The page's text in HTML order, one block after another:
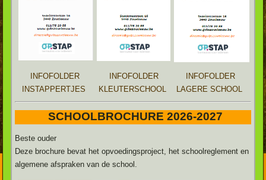
INFOFOLDER
INSTAPPERTJES
INFOFOLDER
KLEUTERSCHOOL
INFOFOLDER
LAGERE SCHOOL
SCHOOLBROCHURE 2026-2027
Beste ouder
Deze brochure bevat het opvoedingsproject, het schoolreglement en
algemene afspraken van de school.